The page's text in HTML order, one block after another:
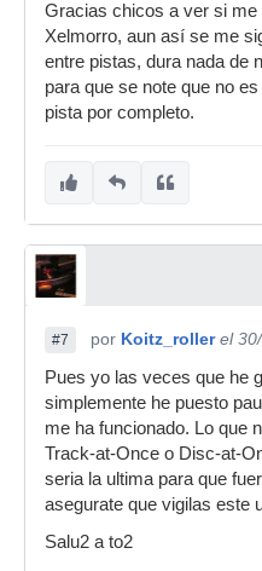
Gracias chicos a ver si
Xelmorro, aun así se me
entre pistas, dura nada de
para que se note que no
pista por completo.
#7 por Koitz_roller el
Pues yo las veces que he
simplemente he puesto
me ha funcionado. Lo que
Track-at-Once o Disc-at-
seria la ultima para que
asegurate que vigilas este
Salu2 a to2